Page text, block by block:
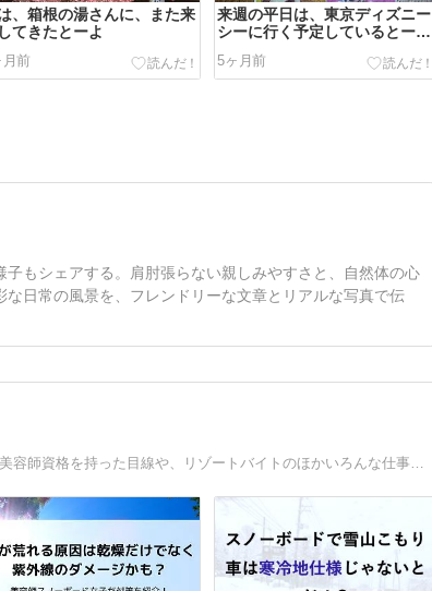
、箱根の湯さんに、また来
てきたとーよ
月前
来週の平日は、東京ディズニー
シーに行く予定しているとー
5ヶ月前
もシェアする。肩肘張らない親しみやすさと、自然体の心
日常の風景を、フレンドリーな文章とリアルな写真で伝